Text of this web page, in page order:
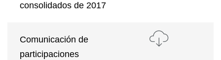
consolidados de 2017
Comunicación de
participaciones